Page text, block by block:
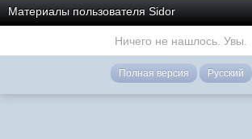
Материалы пользователя Sidor
Ничего не нашлось. Увы.
Полная версия Русский